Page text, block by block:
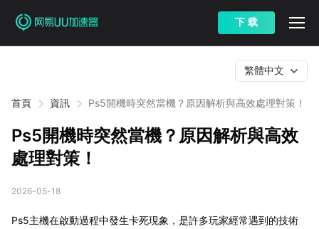
下 载
首頁 資訊 Ps5開機時突然當機？原因解析與高效處理對策！
繁體中文
Ps5開機時突然當機？原因解析與高效
處理對策！
2026-05-18
Ps5主機在啟動過程中發生卡死現象，是許多玩家經常遇到的技術